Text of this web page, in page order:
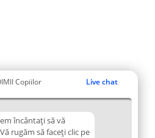
Copiilor Live chat
încântați să vă
rugăm să faceți clic pe